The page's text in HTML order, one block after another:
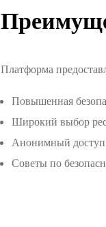
Платформа
Повышенная
Широкий выбор
Анонимный
Советы по